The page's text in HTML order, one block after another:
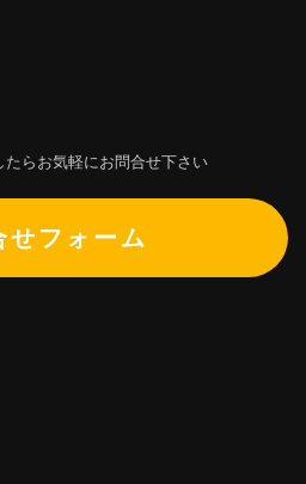
らお気軽にお問合せ下さい
せフォーム